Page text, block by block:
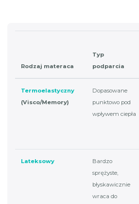
Rodzaj materaca
Typ
podparcia
Termoelastyczny
(Visco/Memory)
Dopasowane
punktowo pod
wpływem ciepła
Lateksowy
Bardzo
sprężyste,
błyskawicznie
wraca do